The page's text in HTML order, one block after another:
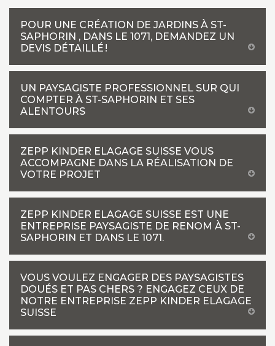
POUR UNE CRÉATION DE JARDINS À ST-
SAPHORIN , DANS LE 1071, DEMANDEZ UN
DEVIS DÉTAILLÉ !
UN PAYSAGISTE PROFESSIONNEL SUR QUI
COMPTER À ST-SAPHORIN ET SES
ALENTOURS
ZEPP KINDER ELAGAGE SUISSE VOUS
ACCOMPAGNE DANS LA RÉALISATION DE
VOTRE PROJET
ZEPP KINDER ELAGAGE SUISSE EST UNE
ENTREPRISE PAYSAGISTE DE RENOM À ST-
SAPHORIN ET DANS LE 1071.
VOUS VOULEZ ENGAGER DES PAYSAGISTES
DOUÉS ET PAS CHERS ? ENGAGEZ CEUX DE
NOTRE ENTREPRISE ZEPP KINDER ELAGAGE
SUISSE